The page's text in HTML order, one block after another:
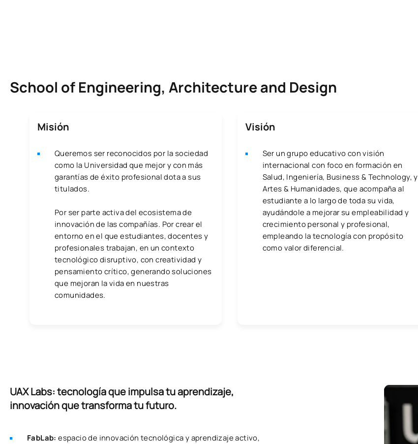
School of Engineering, Architecture and Design
Misión
Queremos ser reconocidos por la sociedad
como la Universidad que mejor y con más
garantías de éxito profesional dota a sus
titulados.
Por ser parte activa del ecosistema de
innovación de las compañías. Por crear el
entorno en el que estudiantes, docentes y
profesionales trabajan, en un contexto
tecnológico disruptivo, con creatividad y
pensamiento crítico, generando soluciones
que mejoran la vida en nuestras
comunidades.
Visión
Ser un grupo educativo con visión
internacional con foco en formación en
Salud, Ingeniería, Business & Technology, y
Artes & Humanidades, que acompaña al
estudiante a lo largo de toda su vida,
ayudándole a mejorar su empleabilidad y
crecimiento personal y profesional,
empleando la tecnología con propósito
como valor diferencial.
UAX Labs: tecnología que impulsa tu aprendizaje,
innovación que transforma tu futuro.
FabLab: espacio de innovación tecnológica y aprendizaje activo,